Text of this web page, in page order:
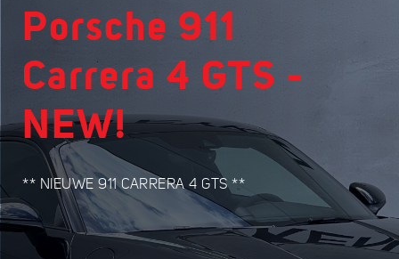
Porsche 911
Carrera 4 GTS -
NEW!
** NIEUWE 911 CARRERA 4 GTS **